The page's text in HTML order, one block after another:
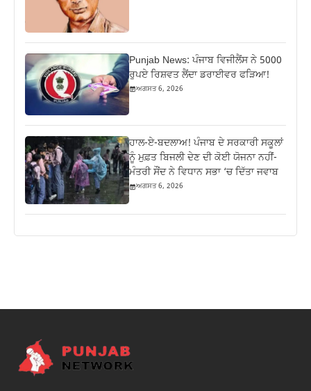
Punjab News: ਪੰਜਾਬ ਵਿਜੀਲੈਂਸ ਨੇ 5000
ਰੁਪਏ ਰਿਸ਼ਵਤ ਲੈਂਦਾ ਡਰਾਈਵਰ ਫੜਿਆ!
ਅਗਸਤ 6, 2026
ਹਾਲ-ਏ-ਬਦਲਾਅ! ਪੰਜਾਬ ਦੇ ਸਰਕਾਰੀ ਸਕੂਲਾਂ
ਨੂੰ ਮੁਫ਼ਤ ਬਿਜਲੀ ਦੇਣ ਦੀ ਕੋਈ ਯੋਜਨਾ ਨਹੀਂ-
ਮੰਤਰੀ ਸੌਂਦ ਨੇ ਵਿਧਾਨ ਸਭਾ ‘ਚ ਦਿੱਤਾ ਜਵਾਬ
ਅਗਸਤ 6, 2026